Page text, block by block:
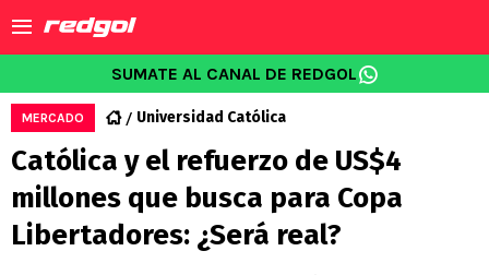
SUMATE AL CANAL DE REDGOL
MERCADO Universidad Católica
Católica y el refuerzo de US$4
millones que busca para Copa
Libertadores: ¿Será real?